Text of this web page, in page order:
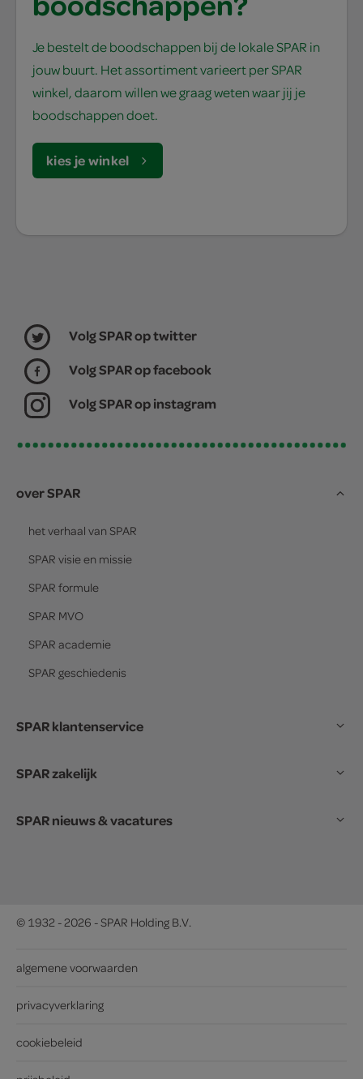
Je bestelt de boodschappen bij de lokale SPAR in
jouw buurt. Het assortiment varieert per SPAR
winkel, daarom willen we graag weten waar jij je
boodschappen doet.
kies je winkel
Volg SPAR op twitter
Volg SPAR op facebook
Volg SPAR op instagram
over SPAR
het verhaal van SPAR
SPAR visie en missie
SPAR formule
SPAR MVO
SPAR academie
SPAR geschiedenis
SPAR klantenservice
SPAR zakelijk
SPAR nieuws & vacatures
© 1932 - 2026 - SPAR Holding B.V.
algemene voorwaarden
privacyverklaring
cookiebeleid